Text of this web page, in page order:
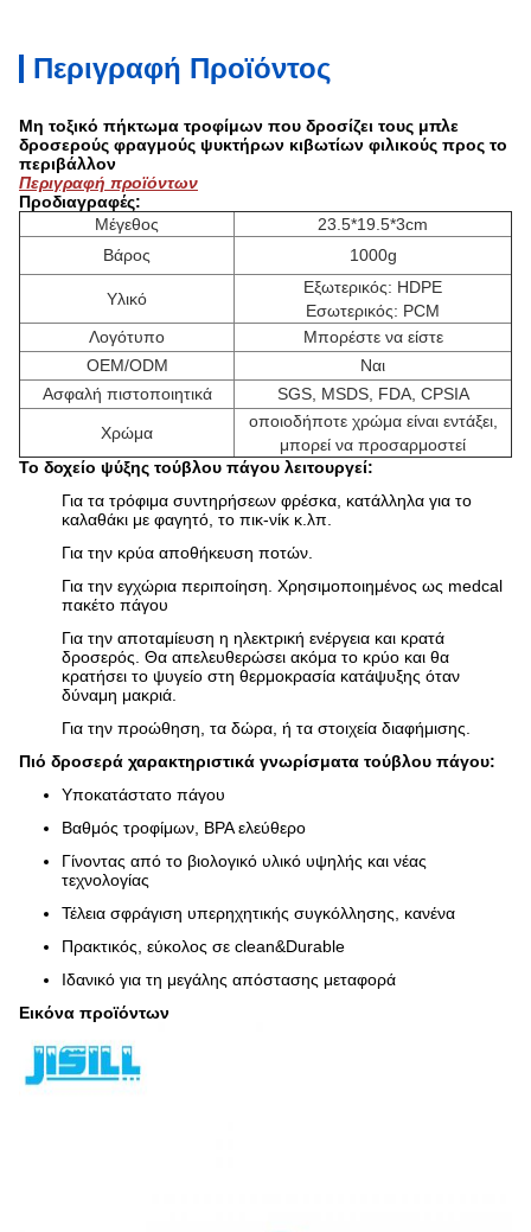
Περιγραφή Προϊόντος
Μη τοξικό πήκτωμα τροφίμων που δροσίζει τους μπλε
δροσερούς φραγμούς ψυκτήρων κιβωτίων φιλικούς προς το
περιβάλλον
Περιγραφή προϊόντων
Προδιαγραφές:
Μέγεθος
23.5*19.5*3cm
Βάρος
1000g
Υλικό
Εξωτερικός: HDPE
Εσωτερικός: PCM
Λογότυπο
Μπορέστε να είστε
OEM/ODM
Ναι
Ασφαλή πιστοποιητικά
SGS, MSDS, FDA, CPSIA
Χρώμα
οποιοδήποτε χρώμα είναι εντάξει,
μπορεί να προσαρμοστεί
Το δοχείο ψύξης τούβλου πάγου λειτουργεί:
Για τα τρόφιμα συντηρήσεων φρέσκα, κατάλληλα για το
καλαθάκι με φαγητό, το πικ-νίκ κ.λπ.
Για την κρύα αποθήκευση ποτών.
Για την εγχώρια περιποίηση. Χρησιμοποιημένος ως medcal
πακέτο πάγου
Για την αποταμίευση η ηλεκτρική ενέργεια και κρατά
δροσερός. Θα απελευθερώσει ακόμα το κρύο και θα
κρατήσει το ψυγείο στη θερμοκρασία κατάψυξης όταν
δύναμη μακριά.
Για την προώθηση, τα δώρα, ή τα στοιχεία διαφήμισης.
Πιό δροσερά χαρακτηριστικά γνωρίσματα τούβλου πάγου:
Υποκατάστατο πάγου
Βαθμός τροφίμων, BPA ελεύθερο
Γίνοντας από το βιολογικό υλικό υψηλής και νέας
τεχνολογίας
Τέλεια σφράγιση υπερηχητικής συγκόλλησης, κανένα
Πρακτικός, εύκολος σε clean&Durable
Ιδανικό για τη μεγάλης απόστασης μεταφορά
Εικόνα προϊόντων